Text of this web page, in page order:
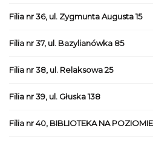
Filia nr 36, ul. Zygmunta Augusta 15
Filia nr 37, ul. Bazylianówka 85
Filia nr 38, ul. Relaksowa 25
Filia nr 39, ul. Głuska 138
Filia nr 40, BIBLIOTEKA NA